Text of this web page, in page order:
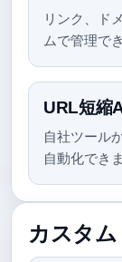
リンク、ド
ムで管理で
URL短縮
自社ツール
自動化でき
カスタ